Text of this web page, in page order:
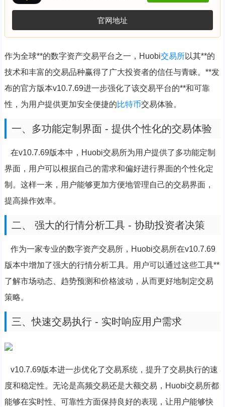
官网地址
作为全球**的数字资产交易平台之一，Huobi交易所以其**的
技术和丰富的交易品种赢得了广大投资者的信任与青睐。**发
布的官方版本v10.7.69进一步强化了该交易平台的**和可靠
性，为用户提供更加安全便捷的比特币交易体验。
一、多功能定制界面 - 提供个性化的交易体验
在v10.7.69版本中，Huobi交易所为用户提供了多功能定制
界面，用户可以根据自己的需求和偏好进行界面的个性化定
制。这样一来，用户能够更加方便地管理自己的交易界面，
提高操作效率。
二、 强大的行情分析工具 - 协助投资者决策
作为一家专业的数字资产交易所，Huobi交易所在v10.7.69
版本中增加了强大的行情分析工具。用户可以通过这些工具**
了解市场动态、趋势预测和价格波动，从而更好地制定交易
策略。
三、快速交易执行 - 实时响应用户需求
v10.7.69版本进一步优化了交易系统，提升了交易执行的速
度和稳定性。无论是高频交易还是大额交易，Huobi交易所都
能够在实时性、可靠性方面保持良好的表现，让用户能够快